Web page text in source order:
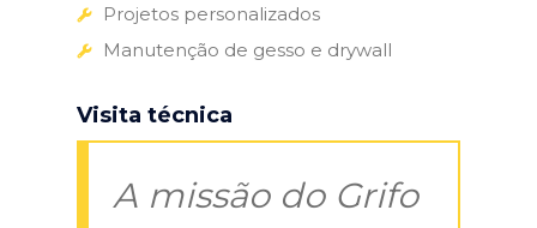
Projetos personalizados
Manutenção de gesso e drywall
Visita técnica
A missão do Grifo